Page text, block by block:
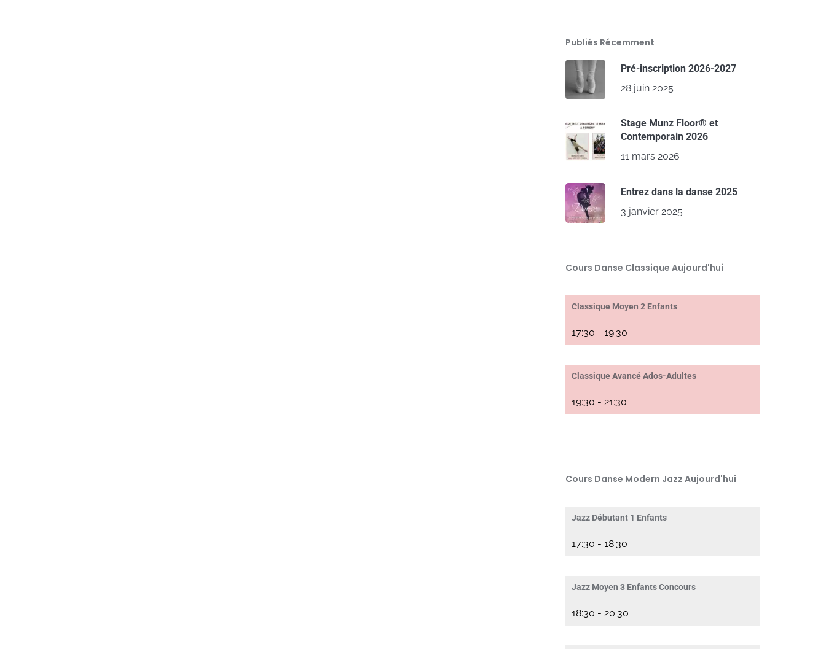
Publiés Récemment
Pré-inscription 2026-2027
28 juin 2025
Stage Munz Floor® et
Contemporain 2026
11 mars 2026
Entrez dans la danse 2025
3 janvier 2025
Cours Danse Classique Aujourd'hui
Classique Moyen 2 Enfants
17:30 - 19:30
Classique Avancé Ados-Adultes
19:30 - 21:30
Cours Danse Modern Jazz Aujourd'hui
Jazz Débutant 1 Enfants
17:30 - 18:30
Jazz Moyen 3 Enfants Concours
18:30 - 20:30